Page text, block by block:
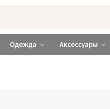
❤️ brabrabra ❤️ Киев и
Одежда Аксессуары